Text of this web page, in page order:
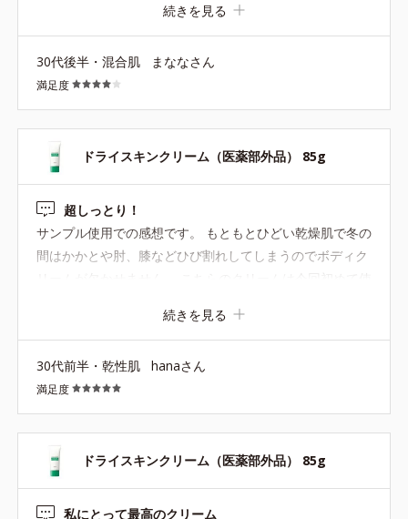
するような使い心地でした。乾燥が気になる部分をしっか
り保湿できているように感じます。 乾燥が気になる季節に
現品も試してみたいと思いました。
続きを見る
30代後半・混合肌 まななさん
満足度
ドライスキンクリーム（医薬部外品） 85g
超しっとり！
サンプル使用での感想です。 もともとひどい乾燥肌で冬の
間はかかとや肘、膝などひび割れしてしまうのでボディク
ると濃厚で重めの質感です。 伸びはよく、乾燥しやすい部
分もしっかりと保湿しているのが分かり、乾燥がひどい季
節でもこれをつければ安心できそう！と思いました。 これ
からの季節には少し重たそうなので、また乾燥シーズンに
なったら購入を検討してみようと思います。
続きを見る
30代前半・乾性肌 hanaさん
満足度
ドライスキンクリーム（医薬部外品） 85g
私にとって最高のクリーム